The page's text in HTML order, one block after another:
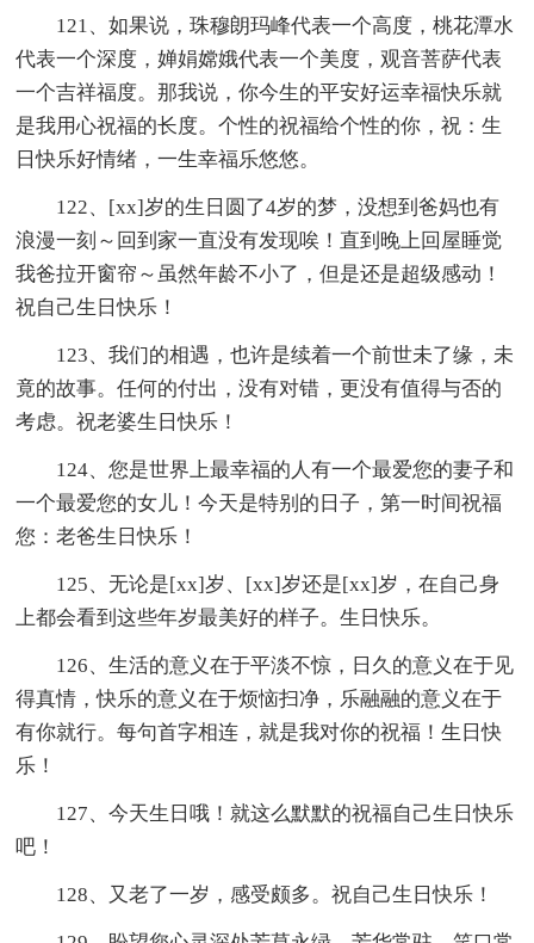
121、如果说，珠穆朗玛峰代表一个高度，桃花潭水
代表一个深度，婵娟嫦娥代表一个美度，观音菩萨代表
一个吉祥福度。那我说，你今生的平安好运幸福快乐就
是我用心祝福的长度。个性的祝福给个性的你，祝：生
日快乐好情绪，一生幸福乐悠悠。
122、[xx]岁的生日圆了4岁的梦，没想到爸妈也有
浪漫一刻～回到家一直没有发现唉！直到晚上回屋睡觉
我爸拉开窗帘～虽然年龄不小了，但是还是超级感动！
祝自己生日快乐！
123、我们的相遇，也许是续着一个前世未了缘，未
竟的故事。任何的付出，没有对错，更没有值得与否的
考虑。祝老婆生日快乐！
124、您是世界上最幸福的人有一个最爱您的妻子和
一个最爱您的女儿！今天是特别的日子，第一时间祝福
您：老爸生日快乐！
125、无论是[xx]岁、[xx]岁还是[xx]岁，在自己身
上都会看到这些年岁最美好的样子。生日快乐。
126、生活的意义在于平淡不惊，日久的意义在于见
得真情，快乐的意义在于烦恼扫净，乐融融的意义在于
有你就行。每句首字相连，就是我对你的祝福！生日快
乐！
127、今天生日哦！就这么默默的祝福自己生日快乐
吧！
128、又老了一岁，感受颇多。祝自己生日快乐！